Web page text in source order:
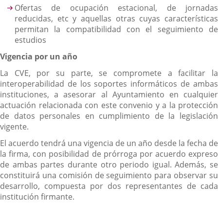
Ofertas de ocupación estacional, de jornadas
reducidas, etc y aquellas otras cuyas características
permitan la compatibilidad con el seguimiento de
estudios
Vigencia por un año
La CVE, por su parte, se compromete a facilitar la
interoperabilidad de los soportes informáticos de ambas
instituciones, a asesorar al Ayuntamiento en cualquier
actuación relacionada con este convenio y a la protección
de datos personales en cumplimiento de la legislación
vigente.
El acuerdo tendrá una vigencia de un año desde la fecha de
la firma, con posibilidad de prórroga por acuerdo expreso
de ambas partes durante otro periodo igual. Además, se
constituirá una comisión de seguimiento para observar su
desarrollo, compuesta por dos representantes de cada
institución firmante.